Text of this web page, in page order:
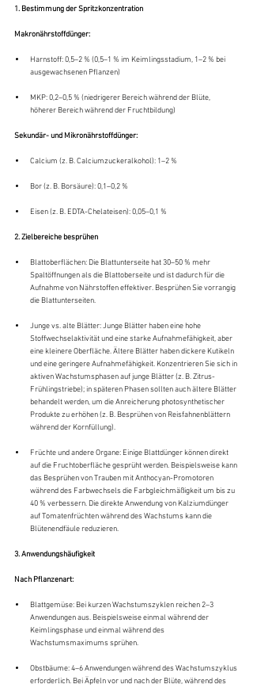
1. Bestimmung der Spritzkonzentration
Makronährstoffdünger:
Harnstoff: 0,5–2 % (0,5–1 % im Keimlingsstadium, 1–2 % bei
ausgewachsenen Pflanzen)
MKP: 0,2–0,5 % (niedrigerer Bereich während der Blüte,
höherer Bereich während der Fruchtbildung)
Sekundär- und Mikronährstoffdünger:
Calcium (z. B. Calciumzuckeralkohol): 1–2 %
Bor (z. B. Borsäure): 0,1–0,2 %
Eisen (z. B. EDTA-Chelateisen): 0,05–0,1 %
2. Zielbereiche besprühen
Blattoberflächen: Die Blattunterseite hat 30–50 % mehr
Spaltöffnungen als die Blattoberseite und ist dadurch für die
Aufnahme von Nährstoffen effektiver. Besprühen Sie vorrangig
die Blattunterseiten.
Junge vs. alte Blätter: Junge Blätter haben eine hohe
Stoffwechselaktivität und eine starke Aufnahmefähigkeit, aber
eine kleinere Oberfläche. Ältere Blätter haben dickere Kutikeln
und eine geringere Aufnahmefähigkeit. Konzentrieren Sie sich in
aktiven Wachstumsphasen auf junge Blätter (z. B. Zitrus-
Frühlingstriebe); in späteren Phasen sollten auch ältere Blätter
behandelt werden, um die Anreicherung photosynthetischer
Produkte zu erhöhen (z. B. Besprühen von Reisfahnenblättern
während der Kornfüllung).
Früchte und andere Organe: Einige Blattdünger können direkt
auf die Fruchtoberfläche gesprüht werden. Beispielsweise kann
das Besprühen von Trauben mit Anthocyan-Promotoren
während des Farbwechsels die Farbgleichmäßigkeit um bis zu
40 % verbessern. Die direkte Anwendung von Kalziumdünger
auf Tomatenfrüchten während des Wachstums kann die
Blütenendfäule reduzieren.
3. Anwendungshäufigkeit
Nach Pflanzenart:
Blattgemüse: Bei kurzen Wachstumszyklen reichen 2–3
Anwendungen aus. Beispielsweise einmal während der
Keimlingsphase und einmal während des
Wachstumsmaximums sprühen.
Obstbäume: 4–6 Anwendungen während des Wachstumszyklus
erforderlich. Bei Äpfeln vor und nach der Blüte, während des